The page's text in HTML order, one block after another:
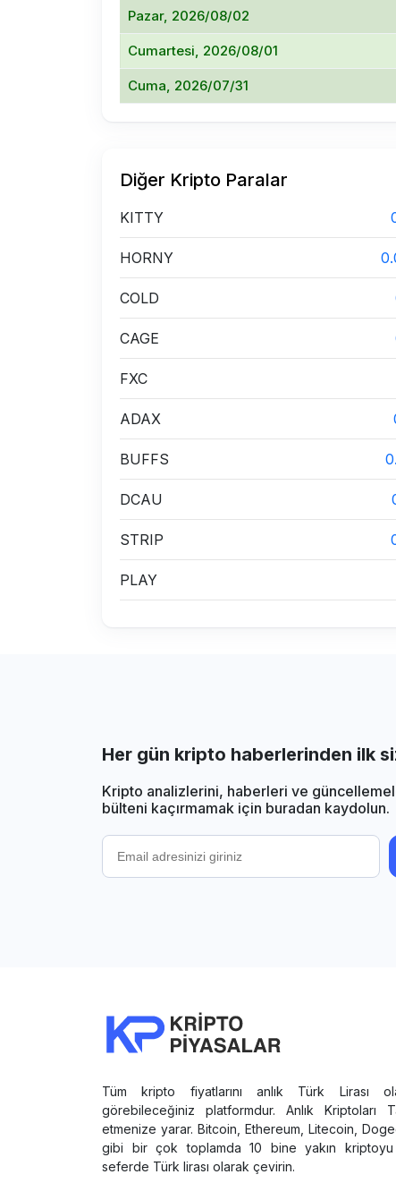
Pazar, 2026/08/02
Cumartesi, 2026/08/01
Cuma, 2026/07/31
Diğer Kripto Paralar
KITTY
HORNY
COLD
CAGE
FXC
ADAX
BUFFS
DCAU
STRIP
PLAY
Her gün kripto haberlerinden ilk
Kripto analizlerini, haberleri ve
bülteni kaçırmamak için buradan kaydolun.
Tüm kripto fiyatlarını anlık Türk Lirası
görebileceğiniz platformdur. Anlık Kriptoları
etmenize yarar. Bitcoin, Ethereum, Litecoin,
gibi bir çok toplamda 10 bine yakın
seferde Türk lirası olarak çevirin.